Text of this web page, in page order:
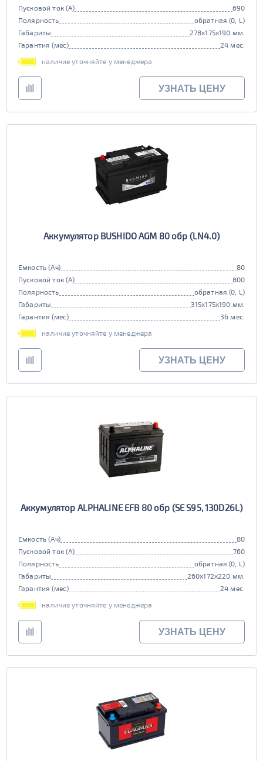
Пусковой ток (А)
690
Полярность
обратная (0, L)
Габариты
278x175x190 мм.
Гарантия (мес)
24 мес.
наличие уточняйте у менеджера
УЗНАТЬ ЦЕНУ
Аккумулятор BUSHIDO AGM 80 обр (LN4.0)
Емкость (Ач)
80
Пусковой ток (А)
800
Полярность
обратная (0, L)
Габариты
315x175x190 мм.
Гарантия (мес)
36 мес.
наличие уточняйте у менеджера
УЗНАТЬ ЦЕНУ
Аккумулятор ALPHALINE EFB 80 обр (SE S95, 130D26L)
Емкость (Ач)
80
Пусковой ток (А)
760
Полярность
обратная (0, L)
Габариты
260x172x220 мм.
Гарантия (мес)
24 мес.
наличие уточняйте у менеджера
УЗНАТЬ ЦЕНУ